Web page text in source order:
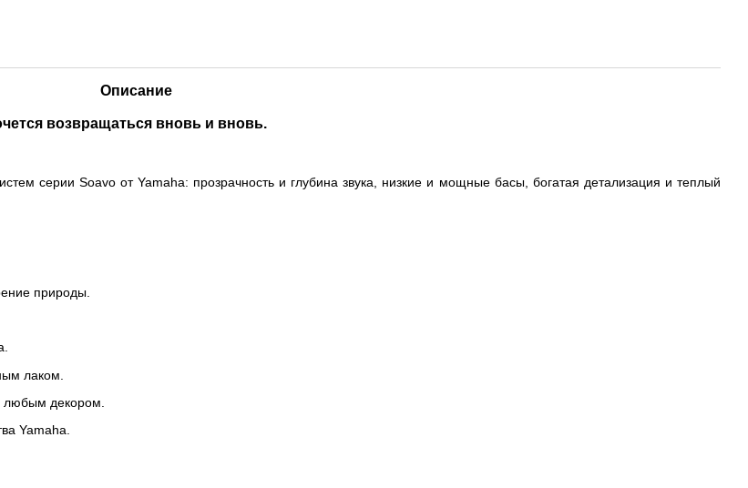
Описание
возвращаться вновь и вновь.
серии Soavo от Yamaha: прозрачность и глубина звука, низкие и мощные басы, богатая детализация и теплый
природы.
лаком.
любым декором.
Yamaha.